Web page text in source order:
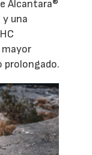
Alcantara®
y una